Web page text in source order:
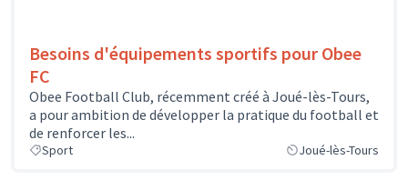
Besoins d'équipements sportifs pour Obee
FC
Obee Football Club, récemment créé à Joué-lès-Tours,
a pour ambition de développer la pratique du football et
de renforcer les...
Sport Joué-lès-Tours